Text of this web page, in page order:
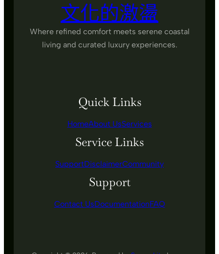
文化的激盪
Where refined comfort meets serene coastal
living and curated luxury experiences.
Quick Links
HomeAbout UsServices
Service Links
SupportDisclaimerCommunity
Support
Contact UsDocumentationFAQ